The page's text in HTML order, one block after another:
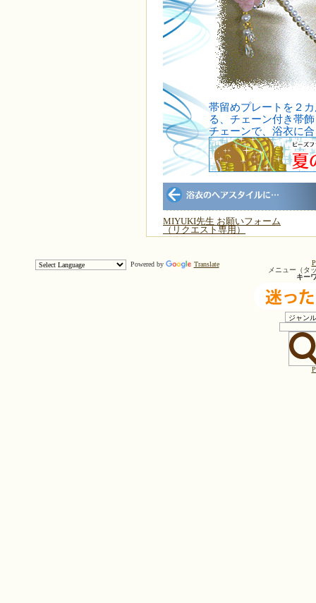
帯留めプレートを２
る、チェーン付き帯
チェーンで、浴衣に
MIYUKI先生 お願いフォーム
（リクエスト専用）
メニュー（タ
キー
Powered by Translate